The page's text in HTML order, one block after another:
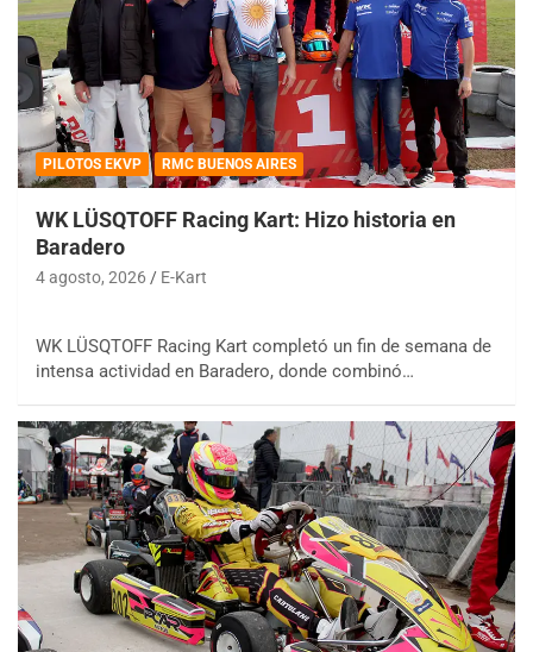
PILOTOS EKVP RMC BUENOS AIRES
WK LÜSQTOFF Racing Kart: Hizo historia en
Baradero
4 agosto, 2026 E-Kart
WK LÜSQTOFF Racing Kart completó un fin de semana de
intensa actividad en Baradero, donde combinó…